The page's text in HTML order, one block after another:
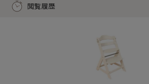
閲覧履歴